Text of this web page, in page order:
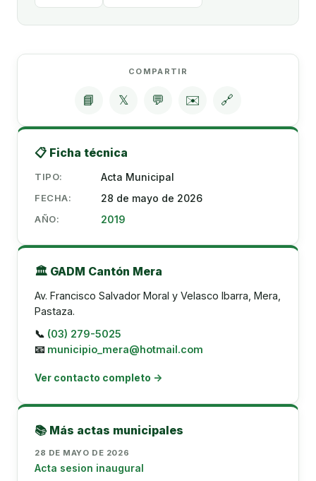
COMPARTIR
📘 𝕏 💬 ✉️ 🔗
📋 Ficha técnica
TIPO: Acta Municipal
FECHA: 28 de mayo de 2026
AÑO: 2019
🏛️ GADM Cantón Mera
Av. Francisco Salvador Moral y Velasco Ibarra, Mera,
Pastaza.
📞 (03) 279-5025
📧 municipio_mera@hotmail.com
Ver contacto completo →
📚 Más actas municipales
28 DE MAYO DE 2026
Acta sesion inaugural